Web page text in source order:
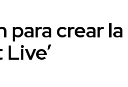
para crear la